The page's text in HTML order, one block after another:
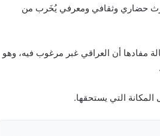
إرث حضاري وثقافي ومعرفي يُخَرب من
مفادها أن العراقي غبر مرغوب فيه، وهو
التي يستحقها.